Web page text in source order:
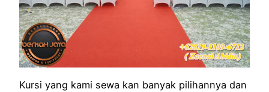
Kursi yang kami sewa kan banyak pilihannya dan